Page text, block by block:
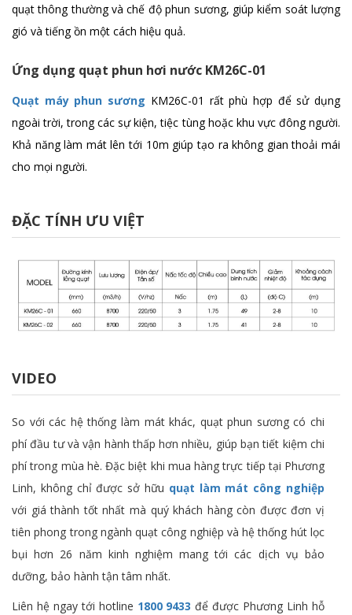
quạt thông thường và chế độ phun sương, giúp kiểm soát lượng
gió và tiếng ồn một cách hiệu quả.
Ứng dụng quạt phun hơi nước KM26C-01
Quạt máy phun sương KM26C-01 rất phù hợp để sử dụng
ngoài trời, trong các sự kiện, tiệc tùng hoặc khu vực đông người.
Khả năng làm mát lên tới 10m giúp tạo ra không gian thoải mái
cho mọi người.
ĐẶC TÍNH ƯU VIỆT
VIDEO
So với các hệ thống làm mát khác, quạt phun sương có chi
phí đầu tư và vận hành thấp hơn nhiều, giúp bạn tiết kiệm chi
phí trong mùa hè. Đặc biệt khi mua hàng trực tiếp tại Phương
Linh, không chỉ được sở hữu quạt làm mát công nghiệp
với giá thành tốt nhất mà quý khách hàng còn được đơn vị
tiên phong trong ngành quạt công nghiệp và hệ thống hút lọc
bụi hơn 26 năm kinh nghiệm mang tới các dịch vụ bảo
dưỡng, bảo hành tận tâm nhất.
Liên hệ ngay tới hotline 1800 9433 để được Phương Linh hỗ